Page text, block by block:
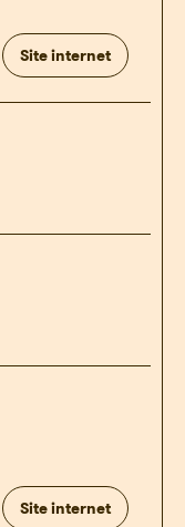
Site internet
Site internet